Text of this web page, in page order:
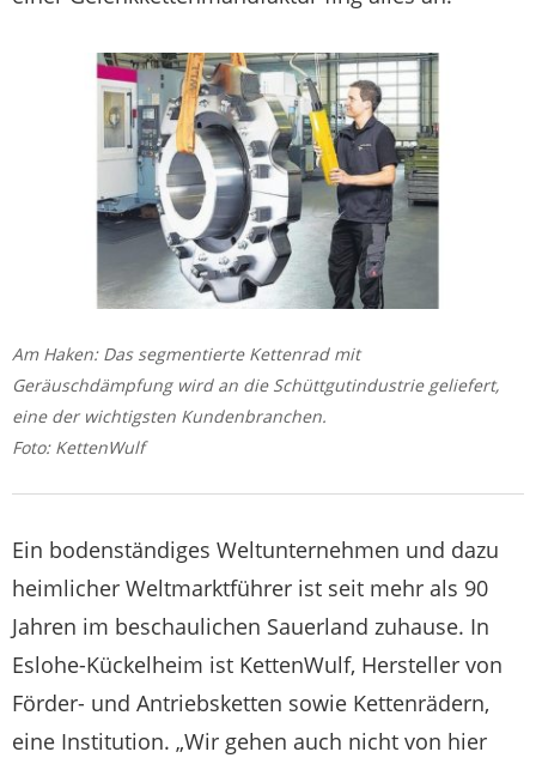
Am Haken: Das segmentierte Kettenrad mit
Geräuschdämpfung wird an die Schüttgutindustrie geliefert,
eine der wichtigsten Kundenbranchen.
Foto: KettenWulf
Ein bodenständiges Weltunternehmen und dazu
heimlicher Weltmarktführer ist seit mehr als 90
Jahren im beschaulichen Sauerland zuhause. In
Eslohe-Kückelheim ist KettenWulf, Hersteller von
Förder- und Antriebsketten sowie Kettenrädern,
eine Institution. „Wir gehen auch nicht von hier